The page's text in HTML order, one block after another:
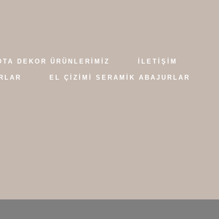
DEKOR ÜRÜNLERİMİZ İLETIŞIM
EL ÇİZİMİ SERAMİK ABAJURLAR